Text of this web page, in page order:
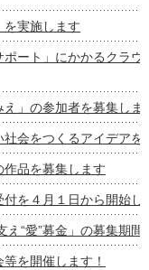
を実施します
ポート」にかかるクラ
」の参加者を募集しま
社会をつくるアイデアを
品を募集します
を４月１日から開始し
え“愛”募金」の募集期
を開催します！